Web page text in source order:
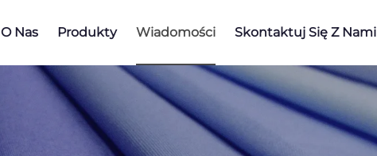
O Nas Produkty Wiadomości Skontaktuj Się Z Nami